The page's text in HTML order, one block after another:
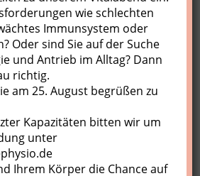
wie schlechten
Immunsystem oder
Oder sind Sie auf der Suche
und Antrieb im Alltag? Dann
richtig.
am 25. August begrüßen zu
Kapazitäten bitten wir um
unter
Ihrem Körper die Chance auf